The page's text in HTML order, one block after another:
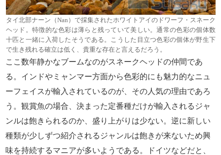
タイ北部ナーン（Nan）で採集されたホワイトアイのドワーフ・スネーク
ヘッド。特徴的な色彩は薄らと残っていて美しい。通常の色彩の個体数
十匹と一緒に入荷したそうである。こうした目立つ色彩の個体が野生下
で生き残れる確立は低く、貴重な存在と言えるだろう。
ここ数年静かなブームなのがスネークヘッドの仲間であ
る。インドやミャンマー方面から色彩的にも魅力的なニュ
ーフェイスが輸入されているのが、その人気の理由であろ
う。観賞魚の場合、決まった定番種だけが輸入されるジャ
ンルは飽きられるのか、盛り上がりは少ない。逆に新しい
種類が少しずつ紹介されるジャンルは飽きが来ないため興
味を持続するマニアが多いようである。ドイツなどだと、